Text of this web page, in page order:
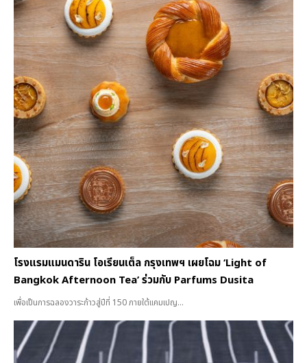
โรงแรมแมนดาริน โอเรียนเต็ล กรุงเทพฯ เผยโฉม ‘Light of
Bangkok Afternoon Tea’ ร่วมกับ Parfums Dusita
เพื่อเป็นการฉลองวาระก้าวสู่ปีที่ 150 ภายใต้แคมเปญ...